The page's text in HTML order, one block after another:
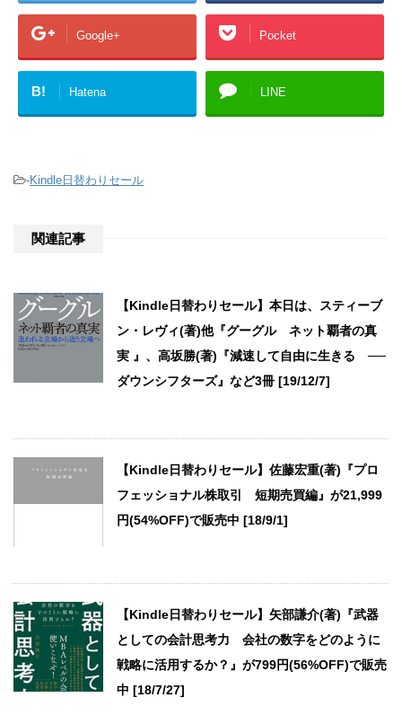
Google+ Pocket
B! Hatena LINE
-Kindle日替わりセール
関連記事
【Kindle日替わりセール】本日は、スティーブ
ン・レヴィ(著)他『グーグル ネット覇者の真
実 』、高坂勝(著)『減速して自由に生きる ──
ダウンシフターズ』など3冊 [19/12/7]
【Kindle日替わりセール】佐藤宏重(著)『プロ
フェッショナル株取引 短期売買編』が21,999
円(54%OFF)で販売中 [18/9/1]
【Kindle日替わりセール】矢部謙介(著)『武器
としての会計思考力 会社の数字をどのように
戦略に活用するか？』が799円(56%OFF)で販売
中 [18/7/27]